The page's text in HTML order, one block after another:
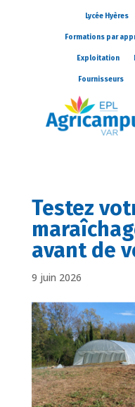
Lycée Hyères
Formations par
Exploitation
Fournisseurs
Testez
avant de
9 juin 2026